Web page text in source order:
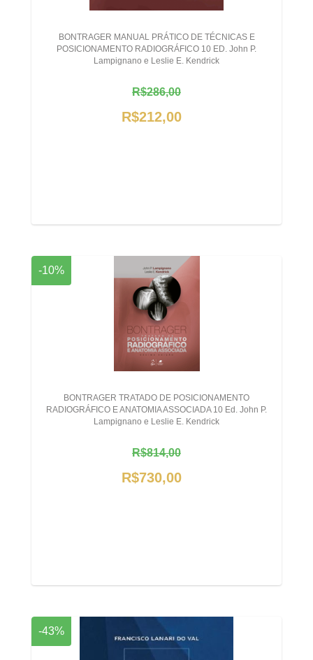
BONTRAGER MANUAL PRÁTICO DE TÉCNICAS E
POSICIONAMENTO RADIOGRÁFICO 10 ED. John P.
Lampignano e Leslie E. Kendrick
R$286,00
R$212,00
-10%
BONTRAGER TRATADO DE POSICIONAMENTO
RADIOGRÁFICO E ANATOMIA ASSOCIADA 10 Ed. John P.
Lampignano e Leslie E. Kendrick
R$814,00
R$730,00
-43%